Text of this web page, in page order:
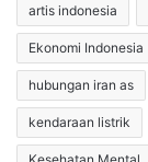
artis indonesia
Ekonomi Indonesia
hubungan iran as
kendaraan listrik